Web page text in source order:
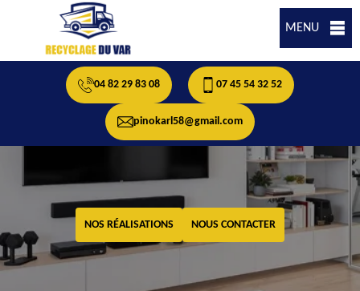
MENU
04 82 29 83 08 07 45 54 32 52
pinokarl58@gmail.com
NOS RÉALISATIONS NOUS CONTACTER